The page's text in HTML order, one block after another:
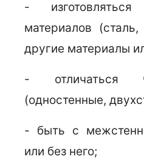
-
материалов
другие материалы
- отличаться
(одностенные,
- быть с
или без него;